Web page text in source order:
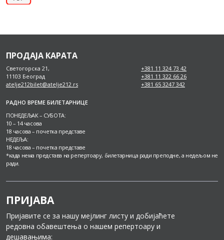
ПРОДАЈА КАРАТА
Светогорска 21,
11103 Београд
atelje212bilet@atelje212.rs
+381 11 324 73 42
+381 11 322 66 26
+381 65 3247 342
РАДНО ВРЕМЕ БИЛЕТАРНИЦЕ
ПОНЕДЕЉАК – СУБОТА:
10 – 14 часова
18 часова – почетка представе
НЕДЕЉА:
18 часова – почетка представе
*када нема представа на репертоару, билетарница ради преподне, а недељом не
ради.
ПРИЈАВА
Пријавите се за нашу мејлинг листу и добијаћете
редовна обавештења о нашем репертоару и
дешавањима: